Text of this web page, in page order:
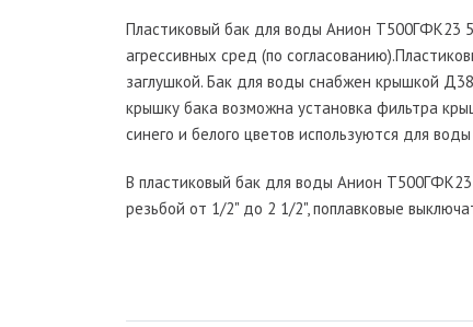
Пластиковый бак для воды Анион Т500ГФК23
агрессивных сред (по
заглушкой. Бак для воды снабжен крышкой
крышку бака возможна установка фильтра
синего и белого цветов используются для
В пластиковый бак для воды Анион
резьбой от 1/2" до 2 1/2", поплавковые